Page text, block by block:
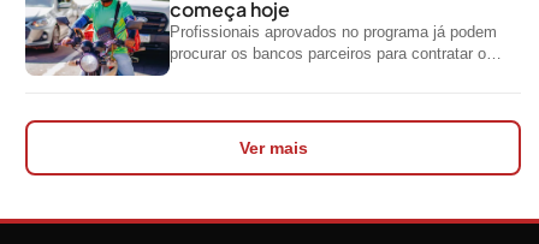
começa hoje
Profissionais aprovados no programa já podem
procurar os bancos parceiros para contratar o
Ver mais